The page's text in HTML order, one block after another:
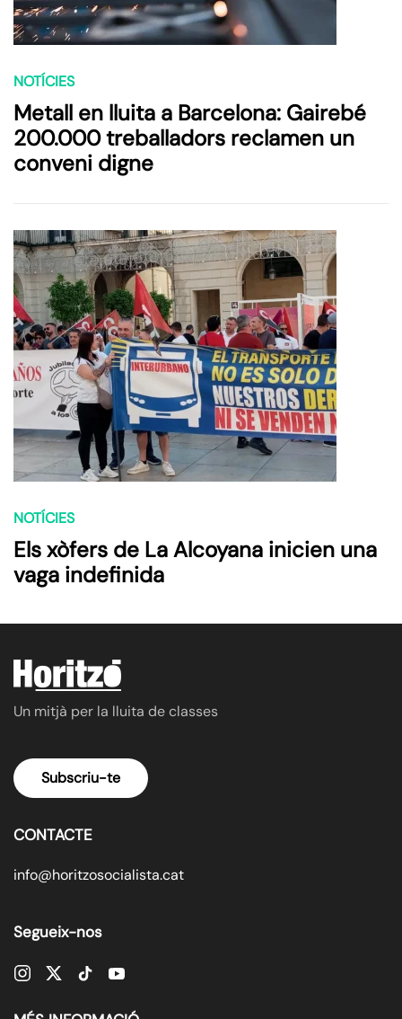
NOTÍCIES
Metall en lluita a Barcelona: Gairebé
200.000 treballadors reclamen un
conveni digne
NOTÍCIES
Els xòfers de La Alcoyana inicien una
vaga indefinida
Un mitjà per la lluita de classes
Subscriu-te
CONTACTE
info@horitzosocialista.cat
Segueix-nos